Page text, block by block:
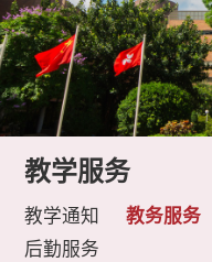
教学服务
教学通知 教务服务
后勤服务